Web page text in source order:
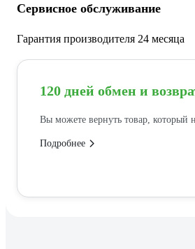
Сервисное обслуживание
Гарантия производителя 24 месяца
120 дней обмен и
Вы можете вернуть товар, который
Подробнее